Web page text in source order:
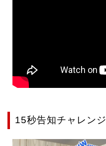
15秒告知チャレンジ